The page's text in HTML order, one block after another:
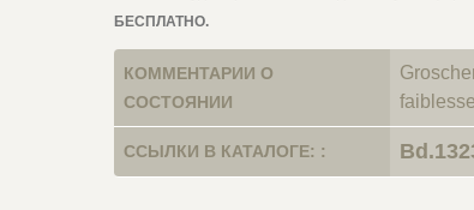
БЕСПЛАТНО.
КОММЕНТАРИИ О
СОСТОЯНИИ
ССЫЛКИ В КАТАЛОГЕ: :